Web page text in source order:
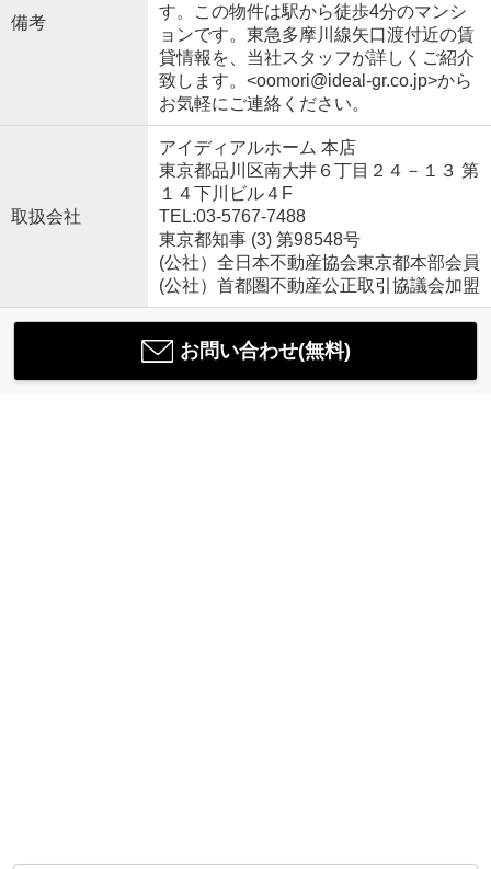
備考
す。この物件は駅から徒歩4分のマンシ
ョンです。東急多摩川線矢口渡付近の賃
貸情報を、当社スタッフが詳しくご紹介
致します。<oomori@ideal-gr.co.jp>から
お気軽にご連絡ください。
取扱会社
アイディアルホーム 本店
東京都品川区南大井６丁目２４－１３ 第
１４下川ビル４F
TEL:03-5767-7488
東京都知事 (3) 第98548号
(公社）全日本不動産協会東京都本部会員
(公社）首都圏不動産公正取引協議会加盟
お問い合わせ(無料)